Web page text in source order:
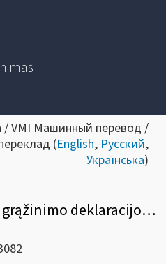
/ VMI Машинный перевод /
(English, Русский,
Українська)
Kaip atliekamas PVM grąžinimo deklaracijos duomenų pildymas e. sistemose ir duomenų perdavimas naudojantis žiniatinklio paslaugomis?